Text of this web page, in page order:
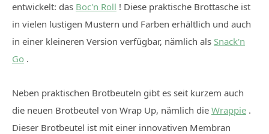
entwickelt: das Boc'n Roll ! Diese praktische Brottasche ist
in vielen lustigen Mustern und Farben erhältlich und auch
in einer kleineren Version verfügbar, nämlich als Snack'n
Go .
Neben praktischen Brotbeuteln gibt es seit kurzem auch
die neuen Brotbeutel von Wrap Up, nämlich die Wrappie .
Dieser Brotbeutel ist mit einer innovativen Membran